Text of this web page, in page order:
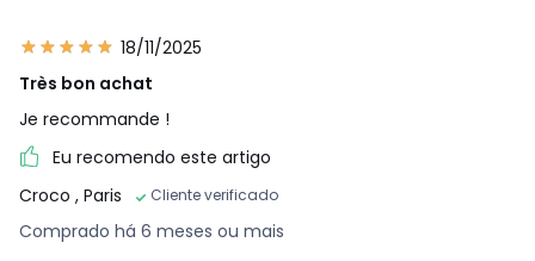
18/11/2025
Très bon achat
Je recommande !
Eu recomendo este artigo
Croco , Paris Cliente verificado
Comprado há 6 meses ou mais